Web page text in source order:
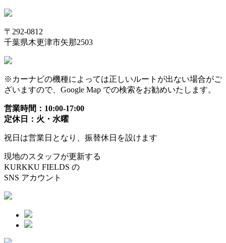
〒292-0812
千葉県木更津市矢那2503
※カーナビの機種によっては正しいルートが出ない場合がご
ざいますので、Google Map での検索をお勧めいたします。
営業時間：10:00-17:00
定休日：火・水曜
祝日は営業日となり、振替休日を設けます
現地のスタッフが更新する
KURKKU FIELDS の
SNS アカウント